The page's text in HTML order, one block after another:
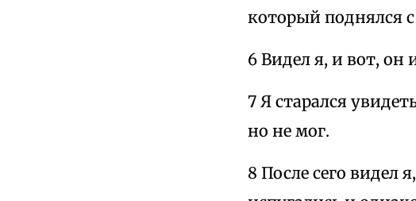
который поднялся
6 Видел я, и вот, он
7 Я старался
но не мог.
8 После сего видел